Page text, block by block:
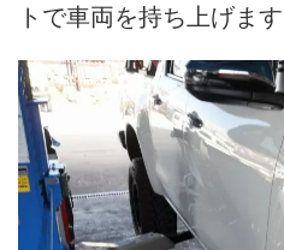
トで車両を持ち上げます